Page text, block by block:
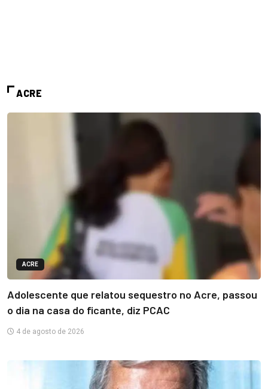
ACRE
ACRE
Adolescente que relatou sequestro no Acre, passou
o dia na casa do ficante, diz PCAC
4 de agosto de 2026